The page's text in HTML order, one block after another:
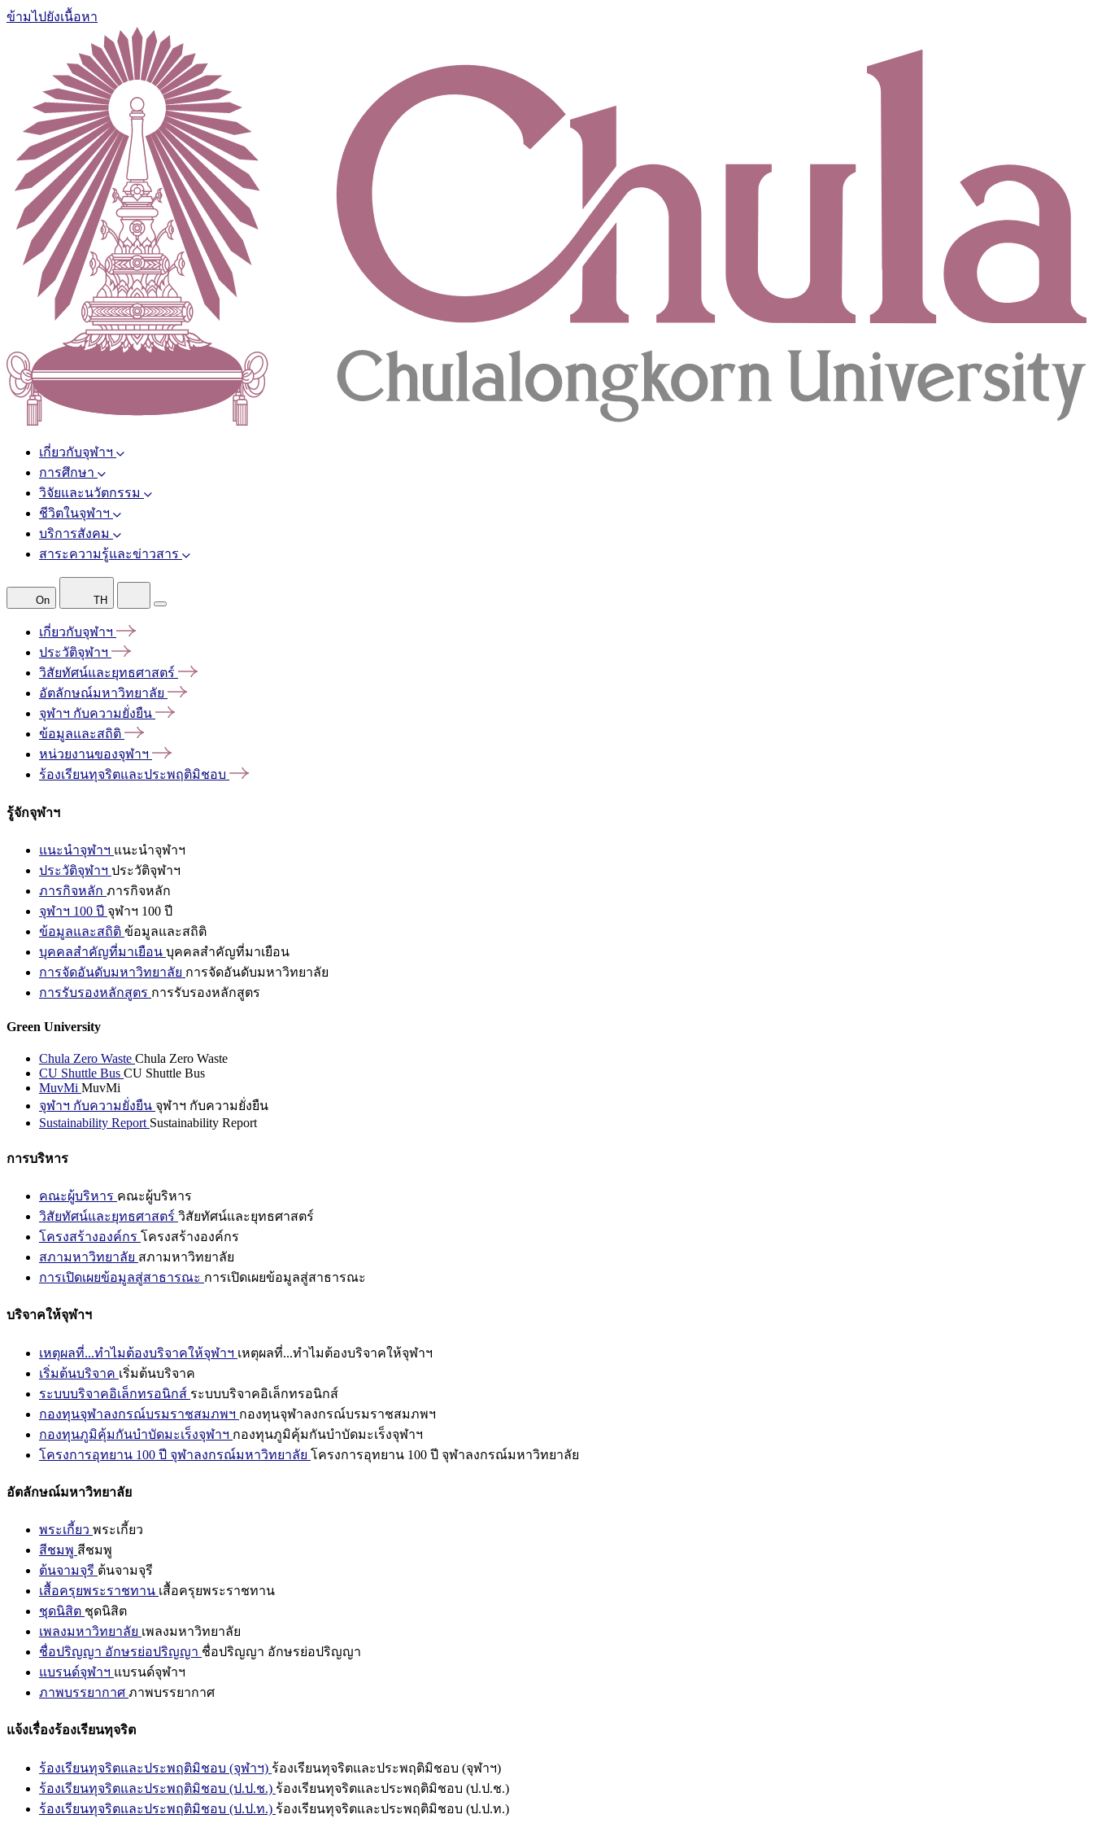
ข้ามไปยังเนื้อหา
เกี่ยวกับจุฬาฯ
การศึกษา
วิจัยและนวัตกรรม
ชีวิตในจุฬาฯ
บริการสังคม
สาระความรู้และข่าวสาร
On TH
เกี่ยวกับจุฬาฯ
ประวัติจุฬาฯ
วิสัยทัศน์และยุทธศาสตร์
อัตลักษณ์มหาวิทยาลัย
จุฬาฯ กับความยั่งยืน
ข้อมูลและสถิติ
หน่วยงานของจุฬาฯ
ร้องเรียนทุจริตและประพฤติมิชอบ
รู้จักจุฬาฯ
แนะนำจุฬาฯ แนะนำจุฬาฯ
ประวัติจุฬาฯ ประวัติจุฬาฯ
ภารกิจหลัก ภารกิจหลัก
จุฬาฯ 100 ปี จุฬาฯ 100 ปี
ข้อมูลและสถิติ ข้อมูลและสถิติ
บุคคลสำคัญที่มาเยือน บุคคลสำคัญที่มาเยือน
การจัดอันดับมหาวิทยาลัย การจัดอันดับมหาวิทยาลัย
การรับรองหลักสูตร การรับรองหลักสูตร
Green University
Chula Zero Waste Chula Zero Waste
CU Shuttle Bus CU Shuttle Bus
MuvMi MuvMi
จุฬาฯ กับความยั่งยืน จุฬาฯ กับความยั่งยืน
Sustainability Report Sustainability Report
การบริหาร
คณะผู้บริหาร คณะผู้บริหาร
วิสัยทัศน์และยุทธศาสตร์ วิสัยทัศน์และยุทธศาสตร์
โครงสร้างองค์กร โครงสร้างองค์กร
สภามหาวิทยาลัย สภามหาวิทยาลัย
การเปิดเผยข้อมูลสู่สาธารณะ การเปิดเผยข้อมูลสู่สาธารณะ
บริจาคให้จุฬาฯ
เหตุผลที่...ทำไมต้องบริจาคให้จุฬาฯ เหตุผลที่...ทำไมต้องบริจาคให้จุฬาฯ
เริ่มต้นบริจาค เริ่มต้นบริจาค
ระบบบริจาคอิเล็กทรอนิกส์ ระบบบริจาคอิเล็กทรอนิกส์
กองทุนจุฬาลงกรณ์บรมราชสมภพฯ กองทุนจุฬาลงกรณ์บรมราชสมภพฯ
กองทุนภูมิคุ้มกันบำบัดมะเร็งจุฬาฯ กองทุนภูมิคุ้มกันบำบัดมะเร็งจุฬาฯ
โครงการอุทยาน 100 ปี จุฬาลงกรณ์มหาวิทยาลัย โครงการอุทยาน 100 ปี จุฬาลงกรณ์มหาวิทยาลัย
อัตลักษณ์มหาวิทยาลัย
พระเกี้ยว พระเกี้ยว
สีชมพู สีชมพู
ต้นจามจุรี ต้นจามจุรี
เสื้อครุยพระราชทาน เสื้อครุยพระราชทาน
ชุดนิสิต ชุดนิสิต
เพลงมหาวิทยาลัย เพลงมหาวิทยาลัย
ชื่อปริญญา อักษรย่อปริญญา ชื่อปริญญา อักษรย่อปริญญา
แบรนด์จุฬาฯ แบรนด์จุฬาฯ
ภาพบรรยากาศ ภาพบรรยากาศ
แจ้งเรื่องร้องเรียนทุจริต
ร้องเรียนทุจริตและประพฤติมิชอบ (จุฬาฯ) ร้องเรียนทุจริตและประพฤติมิชอบ (จุฬาฯ)
ร้องเรียนทุจริตและประพฤติมิชอบ (ป.ป.ช.) ร้องเรียนทุจริตและประพฤติมิชอบ (ป.ป.ช.)
ร้องเรียนทุจริตและประพฤติมิชอบ (ป.ป.ท.) ร้องเรียนทุจริตและประพฤติมิชอบ (ป.ป.ท.)